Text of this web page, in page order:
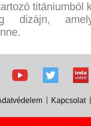
titániumból
dizájn,
Kapcsolat